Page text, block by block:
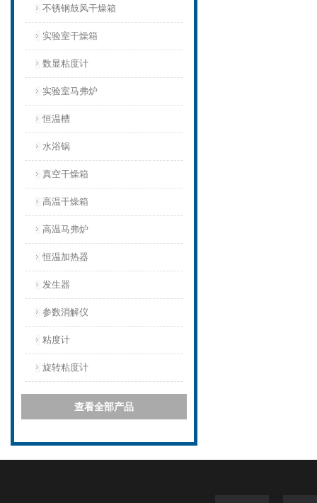
不锈钢鼓风干燥箱
实验室干燥箱
数显粘度计
实验室马弗炉
恒温槽
水浴锅
真空干燥箱
高温干燥箱
高温马弗炉
恒温加热器
发生器
参数消解仪
粘度计
旋转粘度计
查看全部产品